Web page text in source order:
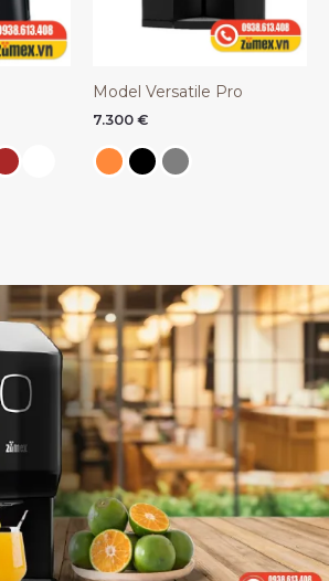
Model Versatile Pro
7.300 €